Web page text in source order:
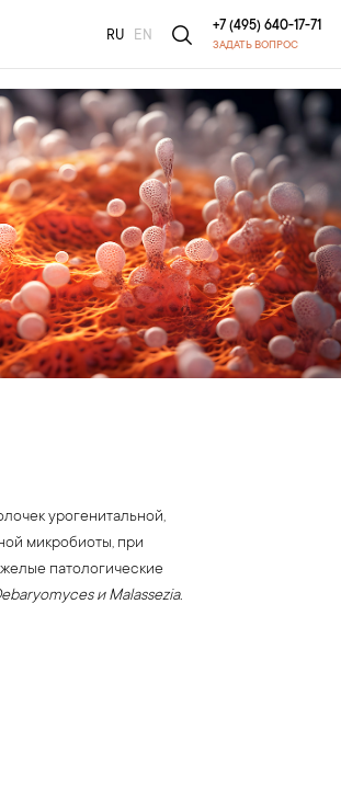
RU EN
+7 (495) 640-17-71
ЗАДАТЬ ВОПРОС
урогенитальной,
микробиоты, при
патологические
и Malassezia.